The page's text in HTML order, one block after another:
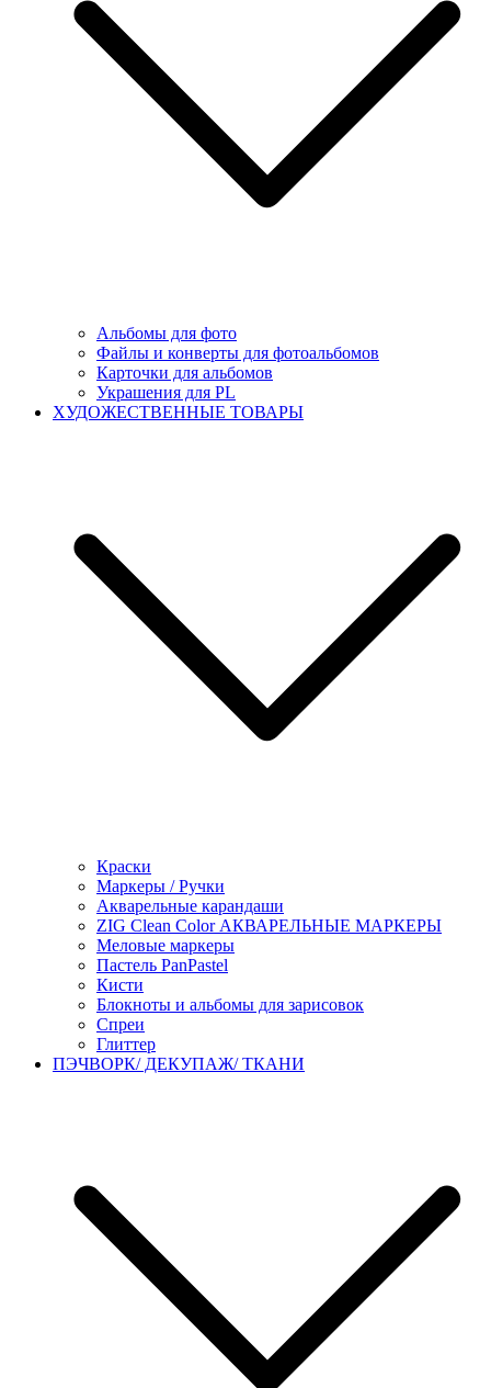
Альбомы для фото
Файлы и конверты для фотоальбомов
Карточки для альбомов
Украшения для PL
ХУДОЖЕСТВЕННЫЕ ТОВАРЫ
Краски
Маркеры / Ручки
Акварельные карандаши
ZIG Clean Color АКВАРЕЛЬНЫЕ МАРКЕРЫ
Меловые маркеры
Пастель PanPastel
Кисти
Блокноты и альбомы для зарисовок
Спреи
Глиттер
ПЭЧВОРК/ ДЕКУПАЖ/ ТКАНИ